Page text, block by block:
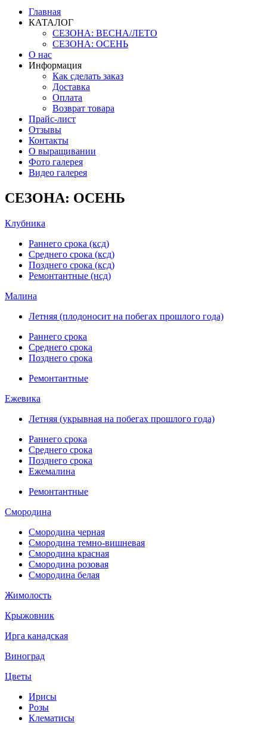
Главная
КАТАЛОГ
СЕЗОНА: ВЕСНА/ЛЕТО
СЕЗОНА: ОСЕНЬ
О нас
Информация
Как сделать заказ
Доставка
Оплата
Возврат товара
Прайс-лист
Отзывы
Контакты
О выращивании
Фото галерея
Видео галерея
СЕЗОНА: ОСЕНЬ
Клубника
Раннего срока (ксд)
Среднего срока (ксд)
Позднего срока (ксд)
Ремонтантные (нсд)
Малина
Летняя (плодоносит на побегах прошлого года)
Раннего срока
Среднего срока
Позднего срока
Ремонтантные
Ежевика
Летняя (укрывная на побегах прошлого года)
Раннего срока
Среднего срока
Позднего срока
Ежемалина
Ремонтантные
Смородина
Смородина черная
Смородина темно-вишневая
Смородина красная
Смородина розовая
Смородина белая
Жимолость
Крыжовник
Ирга канадская
Виноград
Цветы
Ирисы
Розы
Клематисы